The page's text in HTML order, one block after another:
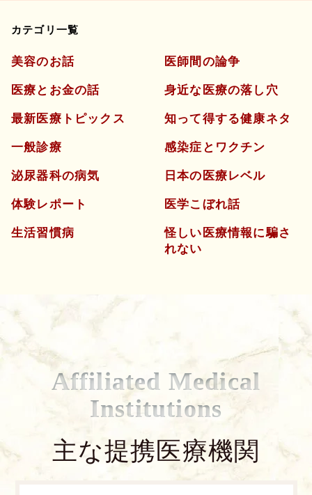
カテゴリ一覧
美容のお話
医療とお金の話
最新医療トピックス
一般診療
泌尿器科の病気
体験レポート
生活習慣病
医師間の論争
身近な医療の落し穴
知って得する健康ネタ
感染症とワクチン
日本の医療レベル
医学こぼれ話
怪しい医療情報に騙さ
れない
Affiliated Medical
Institutions
主な提携医療機関